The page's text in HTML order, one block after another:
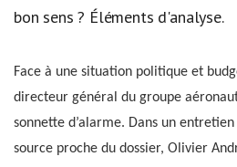
bon sens ? Éléments d'analyse.
Face à une situation politique et
directeur général du groupe
sonnette d’alarme. Dans un
source proche du dossier, Olivier